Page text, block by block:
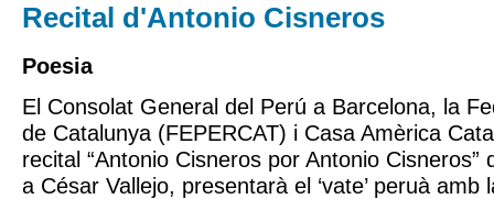
Recital d'Antonio Cisneros
Poesia
El Consolat General del Perú a Barcelona, la
de Catalunya (FEPERCAT) i Casa Amèrica
recital “Antonio Cisneros por Antonio Cisneros”
a César Vallejo, presentarà el ‘vate’ peruà amb